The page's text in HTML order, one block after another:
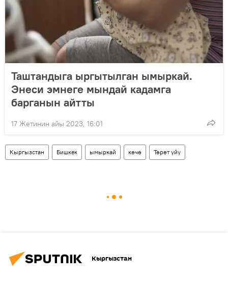
Таштандыга ыргытылган ымыркай.
Энеси эмнеге мындай кадамга
барганын айтты
17 Жетинин айы 2023, 16:01
Кыргызстан Бишкек ымыркай көчө Төрөт үйү
Кыргызстан